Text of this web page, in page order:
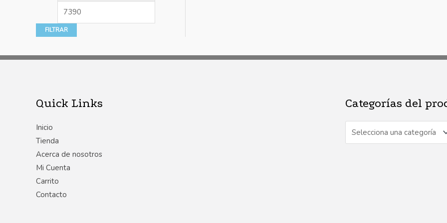
FILTRAR
Quick Links
Inicio
Tienda
Acerca de nosotros
Mi Cuenta
Carrito
Contacto
Categorías del